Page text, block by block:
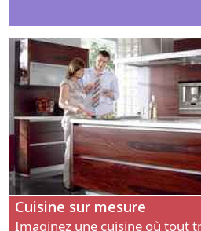
Cuisine sur mesure
Imaginez une cuisine où tout